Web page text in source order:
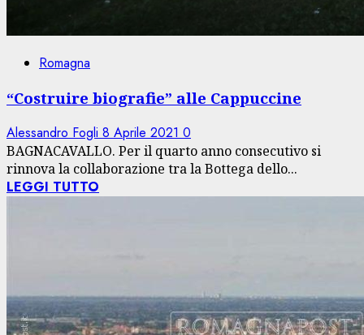
Romagna
“Costruire biografie” alle Cappuccine
Alessandro Fogli 8 Aprile 2021 0
BAGNACAVALLO. Per il quarto anno consecutivo si
rinnova la collaborazione tra la Bottega dello...
LEGGI TUTTO